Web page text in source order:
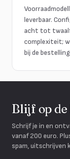
leverbaar.
acht tot twaalf
complexiteit;
bij de
Blijf op de
Schrijf je in en
vanaf 200 euro.
spam, uitschrijven